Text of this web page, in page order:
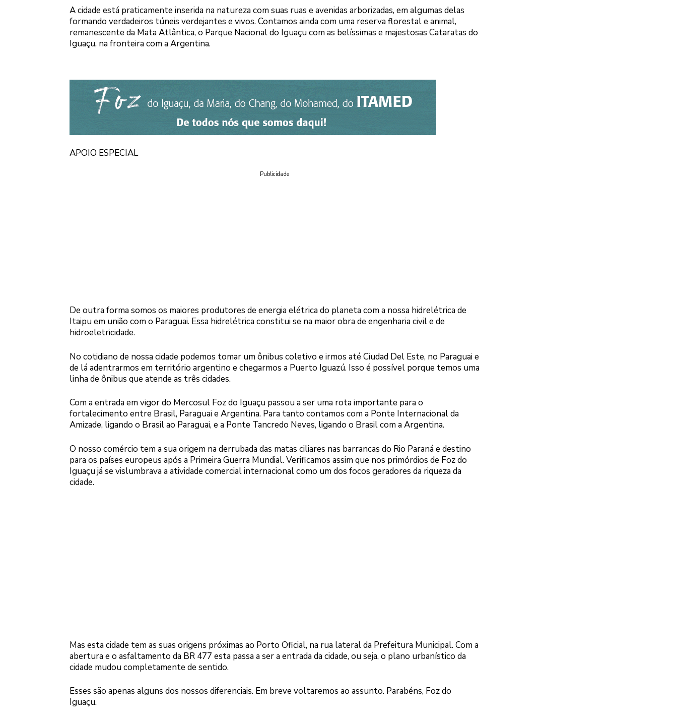
A cidade está praticamente inserida na natureza com suas ruas e avenidas arborizadas, em algumas delas
formando verdadeiros túneis verdejantes e vivos. Contamos ainda com uma reserva florestal e animal,
remanescente da Mata Atlântica, o Parque Nacional do Iguaçu com as belíssimas e majestosas Cataratas do
Iguaçu, na fronteira com a Argentina.
APOIO ESPECIAL
Publicidade
De outra forma somos os maiores produtores de energia elétrica do planeta com a nossa hidrelétrica de
Itaipu em união com o Paraguai. Essa hidrelétrica constitui se na maior obra de engenharia civil e de
hidroeletricidade.
No cotidiano de nossa cidade podemos tomar um ônibus coletivo e irmos até Ciudad Del Este, no Paraguai e
de lá adentrarmos em território argentino e chegarmos a Puerto Iguazú. Isso é possível porque temos uma
linha de ônibus que atende as três cidades.
Com a entrada em vigor do Mercosul Foz do Iguaçu passou a ser uma rota importante para o
fortalecimento entre Brasil, Paraguai e Argentina. Para tanto contamos com a Ponte Internacional da
Amizade, ligando o Brasil ao Paraguai, e a Ponte Tancredo Neves, ligando o Brasil com a Argentina.
O nosso comércio tem a sua origem na derrubada das matas ciliares nas barrancas do Rio Paraná e destino
para os países europeus após a Primeira Guerra Mundial. Verificamos assim que nos primórdios de Foz do
Iguaçu já se vislumbrava a atividade comercial internacional como um dos focos geradores da riqueza da
cidade.
Mas esta cidade tem as suas origens próximas ao Porto Oficial, na rua lateral da Prefeitura Municipal. Com a
abertura e o asfaltamento da BR 477 esta passa a ser a entrada da cidade, ou seja, o plano urbanístico da
cidade mudou completamente de sentido.
Esses são apenas alguns dos nossos diferenciais. Em breve voltaremos ao assunto. Parabéns, Foz do
Iguaçu.